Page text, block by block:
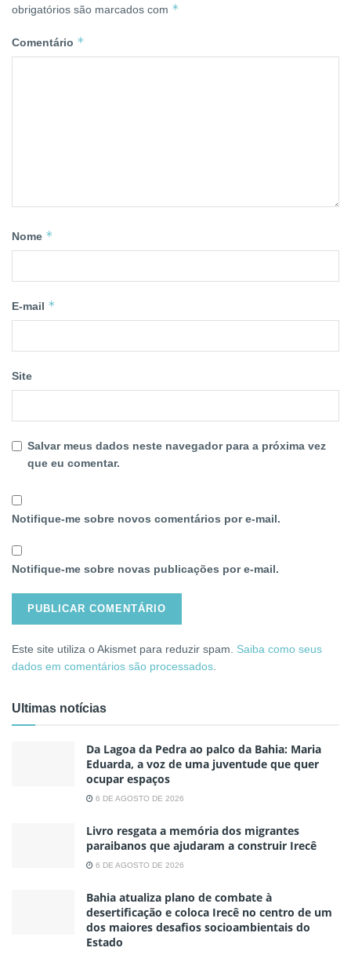
obrigatórios são marcados com *
Comentário *
Nome *
E-mail *
Site
Salvar meus dados neste navegador para a próxima vez
que eu comentar.
Notifique-me sobre novos comentários por e-mail.
Notifique-me sobre novas publicações por e-mail.
Este site utiliza o Akismet para reduzir spam. Saiba como seus
dados em comentários são processados.
Ultimas notícias
Da Lagoa da Pedra ao palco da Bahia: Maria
Eduarda, a voz de uma juventude que quer
ocupar espaços
6 DE AGOSTO DE 2026
Livro resgata a memória dos migrantes
paraibanos que ajudaram a construir Irecê
6 DE AGOSTO DE 2026
Bahia atualiza plano de combate à
desertificação e coloca Irecê no centro de um
dos maiores desafios socioambientais do
Estado